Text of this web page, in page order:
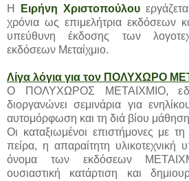
Η Ειρήνη Χριστοπούλου
χρόνια ως επιμελήτρια εκδόσεων
υπεύθυνη έκδοσης των
εκδόσεων Μεταίχμιο.
Λίγα λόγια για τον ΠΟΛΥΧΩΡΟ
Ο ΠΟΛΥΧΩΡΟΣ ΜΕΤΑΙΧΜΙΟ,
διοργανώνει σεμινάρια για
αυτομόρφωση και τη διά βίου
Οι καταξιωμένοι επιστήμονες με
πείρα, η απαραίτητη υλικοτεχνική
όνομα των εκδόσεων
ουσιαστική κατάρτιση και